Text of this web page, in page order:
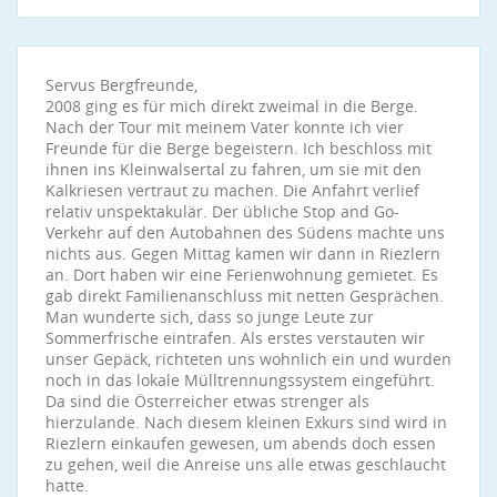
Servus Bergfreunde,
2008 ging es für mich direkt zweimal in die Berge.
Nach der Tour mit meinem Vater konnte ich vier
Freunde für die Berge begeistern. Ich beschloss mit
ihnen ins Kleinwalsertal zu fahren, um sie mit den
Kalkriesen vertraut zu machen. Die Anfahrt verlief
relativ unspektakulär. Der übliche Stop and Go-
Verkehr auf den Autobahnen des Südens machte uns
nichts aus. Gegen Mittag kamen wir dann in Riezlern
an. Dort haben wir eine Ferienwohnung gemietet. Es
gab direkt Familienanschluss mit netten Gesprächen.
Man wunderte sich, dass so junge Leute zur
Sommerfrische eintrafen. Als erstes verstauten wir
unser Gepäck, richteten uns wohnlich ein und wurden
noch in das lokale Mülltrennungssystem eingeführt.
Da sind die Österreicher etwas strenger als
hierzulande. Nach diesem kleinen Exkurs sind wird in
Riezlern einkaufen gewesen, um abends doch essen
zu gehen, weil die Anreise uns alle etwas geschlaucht
hatte.